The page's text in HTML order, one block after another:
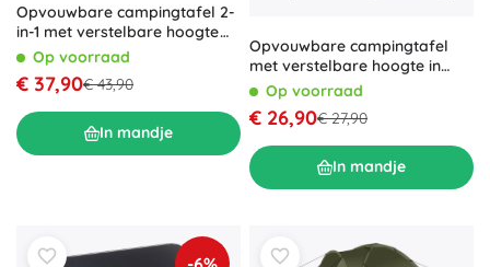
Opvouwbare campingtafel 2-
in-1 met verstelbare hoogte
120 × 60 cm, grafiet Vilde
Op voorraad
€ 37,90€ 43,90
In mandje
Opvouwbare campingtafel
met verstelbare hoogte in
koffermodel, wit
Op voorraad
€ 26,90€ 27,90
In mandje